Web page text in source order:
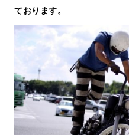
ております。